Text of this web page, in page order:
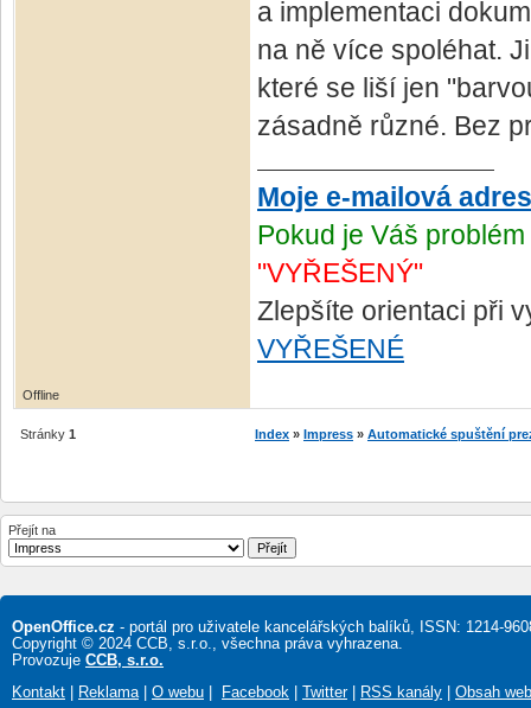
a implementaci
na ně více spoléhat.
které se liší jen
zásadně různé. Bez
Moje e-mailová
Pokud je Váš
"VYŘEŠENÝ"
Zlepšíte orientaci při
VYŘEŠENÉ
Offline
Stránky 1 Index » Impress » Automatické spuštění
Přejít na
OpenOffice.cz - portál pro uživatele kancelářských balíků, ISSN: 1214-
Copyright © 2024 CCB, s.r.o., všechna práva vyhrazena.
Provozuje CCB, s.r.o.
Kontakt
Reklama| O webu Facebook Twitter| RSS kanály Obsah